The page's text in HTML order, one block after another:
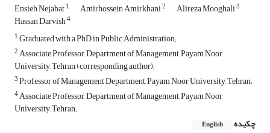
Ensieh Nejabat1 Amirhossein Amirkhani2 Alireza Mooghali3
Hassan Darvish4
1Graduated with a PhD in Public Administration;
2Associate Professor, Department of Management, Payam Noor
University, Tehran (corresponding author);
3Professor of Management Department, Payam Noor University, Tehran;
4Associate Professor, Department of Management, Payam Noor
University, Tehran;
چکیده
English